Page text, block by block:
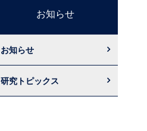
お知らせ
お知らせ
研究トピックス